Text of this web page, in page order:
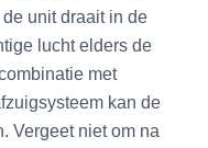
unit draait in de
lucht elders de
met
kan de
Vergeet niet om na